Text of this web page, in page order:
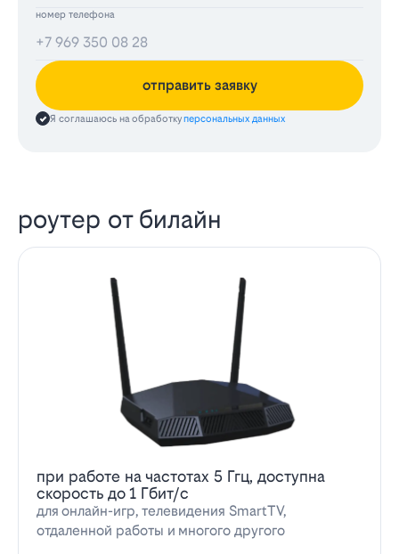
номер телефона
отправить заявку
Я соглашаюсь на обработкуперсональных данных
роутер от билайн
при работе на частотах 5 Ггц, доступна
скорость до 1 Гбит/с
для онлайн-игр, телевидения SmartTV,
отдаленной работы и многого другого